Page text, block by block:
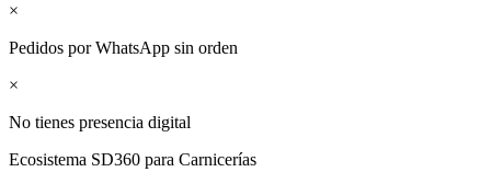
×
Pedidos por WhatsApp sin orden
×
No tienes presencia digital
Ecosistema SD360 para Carnicerías